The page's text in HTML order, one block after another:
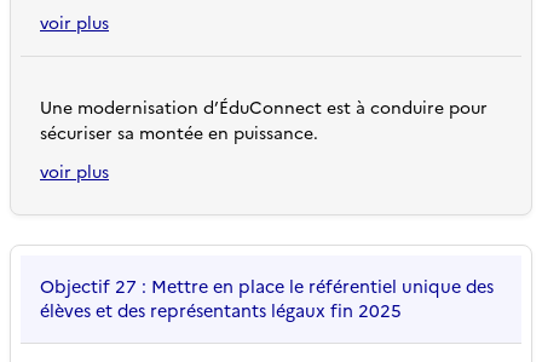
voir plus
Une modernisation d’ÉduConnect est à conduire pour
sécuriser sa montée en puissance.
voir plus
Objectif 27 : Mettre en place le référentiel unique des
élèves et des représentants légaux fin 2025